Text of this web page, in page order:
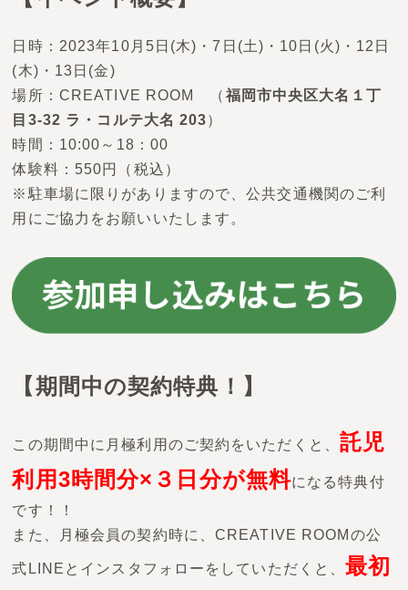
日時：2023年10月5日(木)・7日(土)・10日(火)・12日
(木)・13日(金)
場所：CREATIVE ROOM （ 福岡市中央区大名１丁
目3-32 ラ・コルテ大名 203）
時間：10:00～18：00
体験料：550円（税込）
※駐車場に限りがありますので、公共交通機関のご利
用にご協力をお願いいたします。
【期間中の契約特典！】
この期間中に月極利用のご契約をいただくと、 託児
利用3時間分×３日分が無料になる特典付
です！！
また、月極会員の契約時に、CREATIVE ROOMの公
式LINEとインスタフォローをしていただくと、最初